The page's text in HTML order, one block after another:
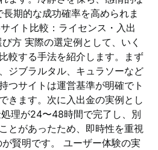
期的な成功確率を高められま
イト比較：ライセンス・入出
方 実際の選定例として、いく
較する手法を紹介します。まず
ジブラルタル、キュラソーなど
つサイトは運営基準が明確でト
きます。次に入出金の実例とし
理が24〜48時間で完了し、別
とがあったため、即時性を重視
賢明です。 ユーザー体験の実